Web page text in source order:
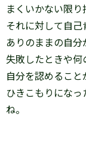
まくいかない限り
それに対して自己
ありのままの自分
失敗したときや
自分を認めること
ひきこもりにな
ね。